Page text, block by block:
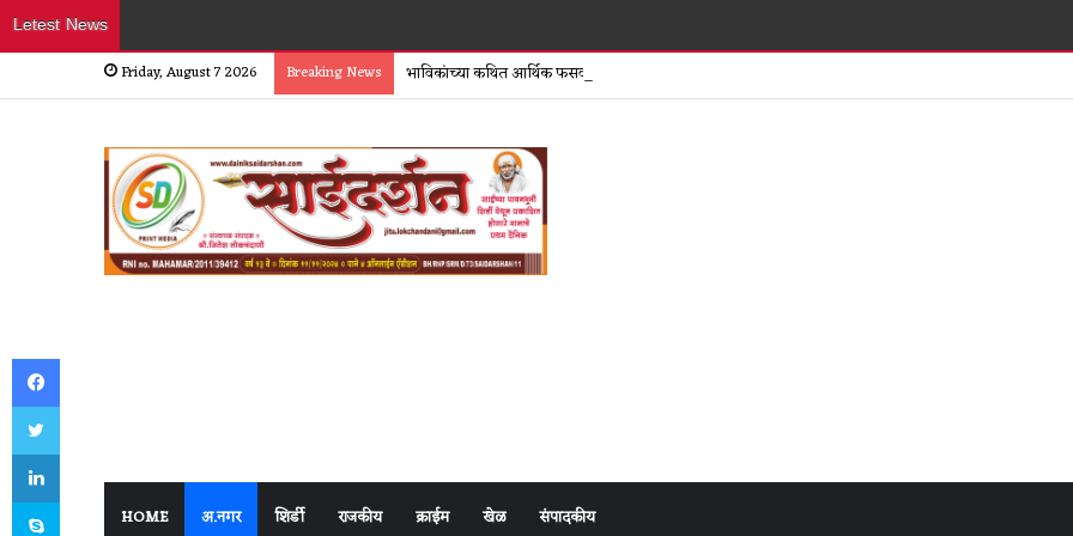
Letest News समता
Friday, August 7 2026 Breaking News भाविकांच्या कथित आर्थिक फसवणुकीच्या तक्रारीनंतर दुकान सील मात्र गुन्हा दाखल न झाल्याने संताप
HOME अ.नगर शिर्डी राजकीय क्राईम खेळ संपादकीय
Facebook
Twitter
LinkedIn
Skype